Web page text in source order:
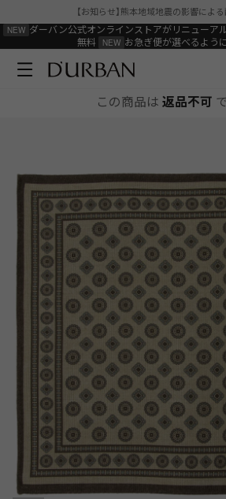
【お知らせ】熊本地域地震の影響によ
ダーバン公式オンラインストアがリニューア
無料
お急ぎ便が選べるよう
この商品は 返品不可